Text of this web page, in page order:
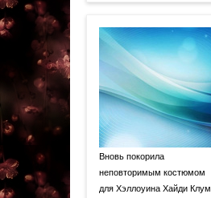
Вновь покорила
неповторимым костюмом
для Хэллоуина Хайди Клум